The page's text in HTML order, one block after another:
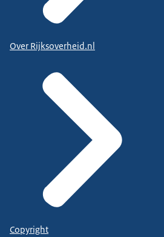
Over Rijksoverheid.nl
Copyright